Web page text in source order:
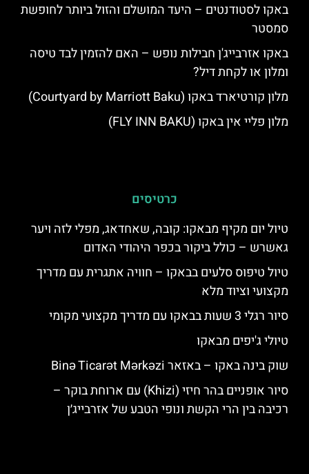
באקו לסטודנטים – היעד המושלם והזול ביותר לחופשת
סמסטר
באקו אזרבייג'ן חבילות נופש – האם להזמין לבד טיסה
ומלון או לקחת דיל?
מלון קורטיארד באקו (Courtyard by Marriott Baku)
מלון פליי אין באקו (FLY INN BAKU)
כרטיסים
טיול יום מקיף מבאקו: קובה, שאחדאג, מפלי לזה ויער
גאשרש – כולל ביקור בכפר היהודי האדום
טיול טיפוס סלעים בבאקו – חוויה אתגרית עם מדריך
מקצועי וציוד מלא
סיור רגלי 3 שעות בבאקו עם מדריך מקצועי מקומי
טיולי ג'יפים מבאקו
שוק בינה באקו – באזאר Binə Ticarət Mərkəzi
סיור אופניים בהר חיזי (Khizi) עם ארוחת בוקר –
רכיבה בין הרי הקשת ונופי הטבע של אזרבייג׳ן